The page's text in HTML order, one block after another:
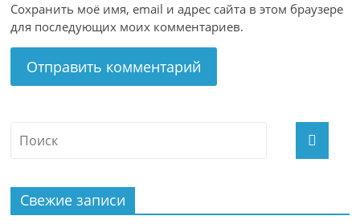
Сохранить моё имя, email и адрес сайта в этом браузере
для последующих моих комментариев.
Свежие записи